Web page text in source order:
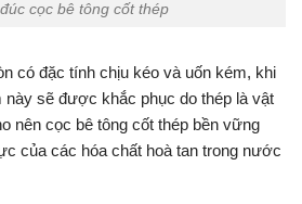
cọc bê tông cốt thép
có đặc tính chịu kéo và uốn kém, khi
sẽ được khắc phục do thép là vật
nên cọc bê tông cốt thép bền vững
của các hóa chất hoà tan trong nước